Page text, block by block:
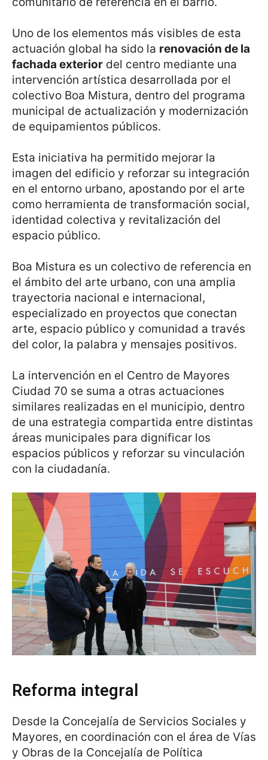
Uno de los elementos más visibles de esta
actuación global ha sido la renovación de la
fachada exterior del centro mediante una
intervención artística desarrollada por el
colectivo Boa Mistura, dentro del programa
municipal de actualización y modernización
de equipamientos públicos.
Esta iniciativa ha permitido mejorar la
imagen del edificio y reforzar su integración
en el entorno urbano, apostando por el arte
como herramienta de transformación social,
identidad colectiva y revitalización del
espacio público.
Boa Mistura es un colectivo de referencia en
el ámbito del arte urbano, con una amplia
trayectoria nacional e internacional,
especializado en proyectos que conectan
arte, espacio público y comunidad a través
del color, la palabra y mensajes positivos.
La intervención en el Centro de Mayores
Ciudad 70 se suma a otras actuaciones
similares realizadas en el municipio, dentro
de una estrategia compartida entre distintas
áreas municipales para dignificar los
espacios públicos y reforzar su vinculación
con la ciudadanía.
Reforma integral
Desde la Concejalía de Servicios Sociales y
Mayores, en coordinación con el área de Vías
y Obras de la Concejalía de Política